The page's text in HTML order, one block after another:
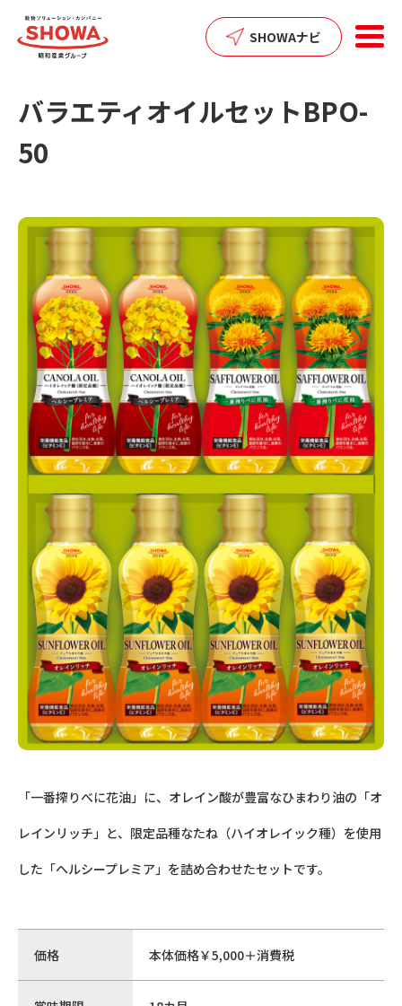
SHOWAナビ
バラエティオイルセットBPO-
50
「一番搾りべに花油」に、オレイン酸が豊富なひまわり油の「オ
レインリッチ」と、限定品種なたね（ハイオレイック種）を使用
した「ヘルシープレミア」を詰め合わせたセットです。
価格 本体価格￥5,000＋消費税